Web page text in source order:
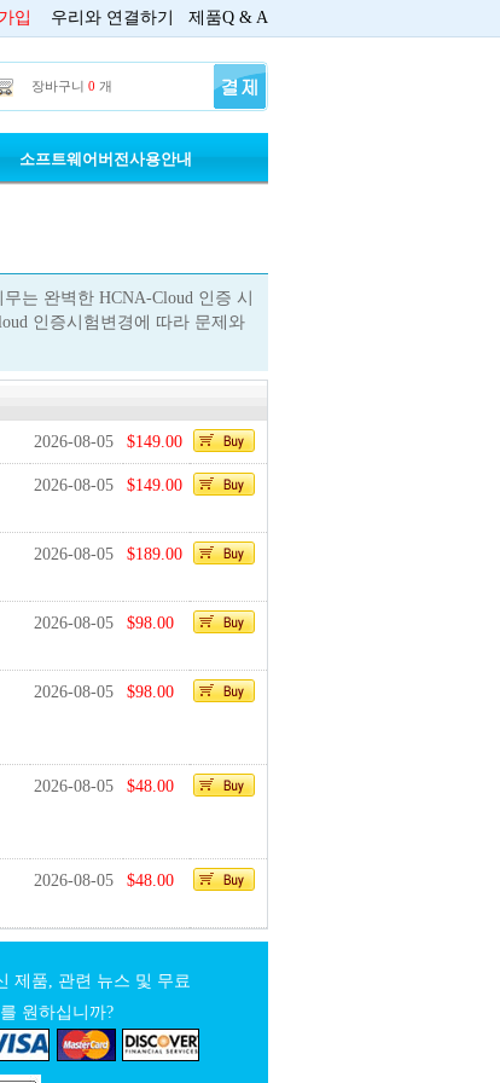
입 우리와 연결하기 제품Q & A
장바구니 0 개
소프트웨어버전사용안내
는 완벽한 HCNA-Cloud 인증 시
인증시험변경에 따라 문제와
2026-08-05 $149.00
2026-08-05 $149.00
2026-08-05 $189.00
2026-08-05 $98.00
2026-08-05 $98.00
2026-08-05 $48.00
2026-08-05 $48.00
제품, 관련 뉴스 및 무료
원하십니까?